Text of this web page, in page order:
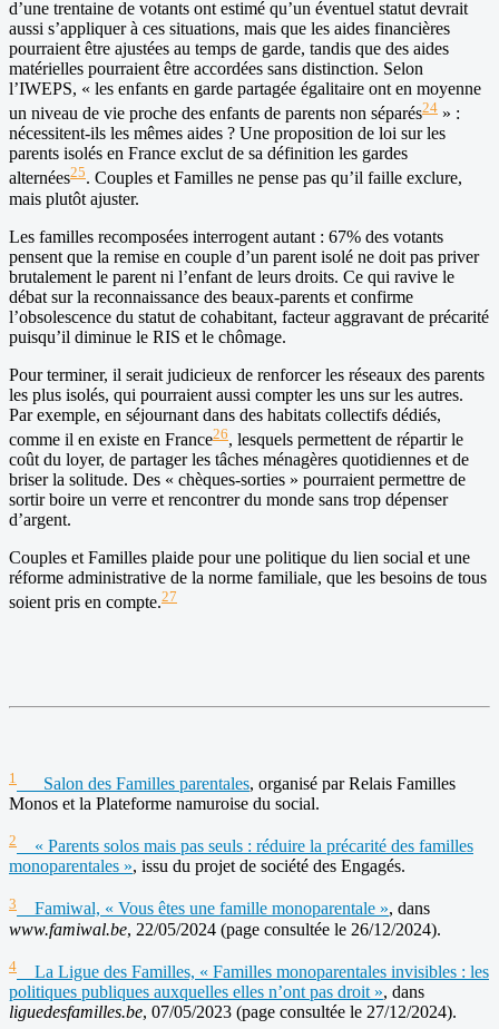
d’une trentaine de votants ont estimé qu’un éventuel statut devrait
aussi s’appliquer à ces situations, mais que les aides financières
pourraient être ajustées au temps de garde, tandis que des aides
matérielles pourraient être accordées sans distinction. Selon
l’IWEPS, « les enfants en garde partagée égalitaire ont en moyenne
un niveau de vie proche des enfants de parents non séparés24 » :
nécessitent-ils les mêmes aides ? Une proposition de loi sur les
parents isolés en France exclut de sa définition les gardes
alternées25. Couples et Familles ne pense pas qu’il faille exclure,
mais plutôt ajuster.
Les familles recomposées interrogent autant : 67% des votants
pensent que la remise en couple d’un parent isolé ne doit pas priver
brutalement le parent ni l’enfant de leurs droits. Ce qui ravive le
débat sur la reconnaissance des beaux-parents et confirme
l’obsolescence du statut de cohabitant, facteur aggravant de précarité
puisqu’il diminue le RIS et le chômage.
Pour terminer, il serait judicieux de renforcer les réseaux des parents
les plus isolés, qui pourraient aussi compter les uns sur les autres.
Par exemple, en séjournant dans des habitats collectifs dédiés,
comme il en existe en France26, lesquels permettent de répartir le
coût du loyer, de partager les tâches ménagères quotidiennes et de
briser la solitude. Des « chèques-sorties » pourraient permettre de
sortir boire un verre et rencontrer du monde sans trop dépenser
d’argent.
Couples et Familles plaide pour une politique du lien social et une
réforme administrative de la norme familiale, que les besoins de tous
soient pris en compte.27
1 Salon des Familles parentales, organisé par Relais Familles
Monos et la Plateforme namuroise du social.
2
« Parents solos mais pas seuls : réduire la précarité des familles
monoparentales », issu du projet de société des Engagés.
3 Famiwal, « Vous êtes une famille monoparentale », dans
www.famiwal.be, 22/05/2024 (page consultée le 26/12/2024).
4 La Ligue des Familles, « Familles monoparentales invisibles : les
politiques publiques auxquelles elles n’ont pas droit », dans
liguedesfamilles.be, 07/05/2023 (page consultée le 27/12/2024).